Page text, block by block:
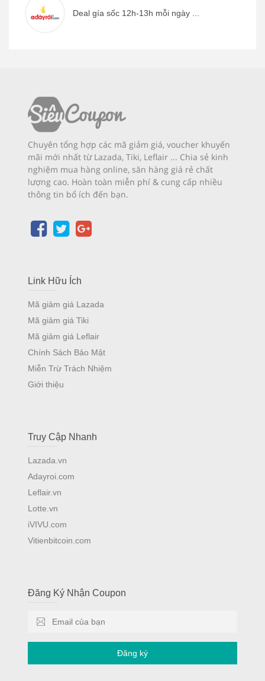
Deal gía sốc 12h-13h mỗi ngày ...
Chuyên tổng hợp các mã giảm giá, voucher khuyến
mãi mới nhất từ Lazada, Tiki, Leflair ... Chia sẻ kinh
nghiệm mua hàng online, săn hàng giá rẻ chất
lượng cao. Hoàn toàn miễn phí & cung cấp nhiều
thông tin bổ ích đến bạn.
Link Hữu Ích
Mã giảm giá Lazada
Mã giảm giá Tiki
Mã giảm giá Leflair
Chính Sách Bảo Mật
Miễn Trừ Trách Nhiệm
Giới thiệu
Truy Cập Nhanh
Lazada.vn
Adayroi.com
Leflair.vn
Lotte.vn
iVIVU.com
Vitienbitcoin.com
Đăng Ký Nhận Coupon
Đăng ký